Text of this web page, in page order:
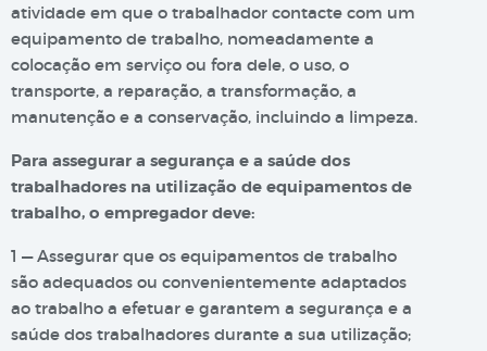
atividade em que o trabalhador contacte com um
equipamento de trabalho, nomeadamente a
colocação em serviço ou fora dele, o uso, o
transporte, a reparação, a transformação, a
manutenção e a conservação, incluindo a limpeza.
Para assegurar a segurança e a saúde dos
trabalhadores na utilização de equipamentos de
trabalho, o empregador deve:
1 — Assegurar que os equipamentos de trabalho
são adequados ou convenientemente adaptados
ao trabalho a efetuar e garantem a segurança e a
saúde dos trabalhadores durante a sua utilização;